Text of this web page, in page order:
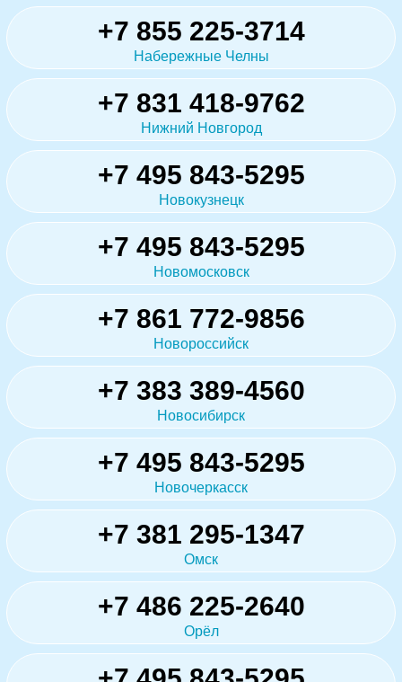
+7 855 225-3714
Набережные Челны
+7 831 418-9762
Нижний Новгород
+7 495 843-5295
Новокузнецк
+7 495 843-5295
Новомосковск
+7 861 772-9856
Новороссийск
+7 383 389-4560
Новосибирск
+7 495 843-5295
Новочеркасск
+7 381 295-1347
Омск
+7 486 225-2640
Орёл